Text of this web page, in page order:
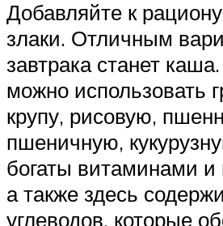
Добавляйте к
злаки. Отличным
завтрака станет
можно использовать
крупу, рисовую,
пшеничную,
богаты витаминами
а также здесь
углеводов, которые